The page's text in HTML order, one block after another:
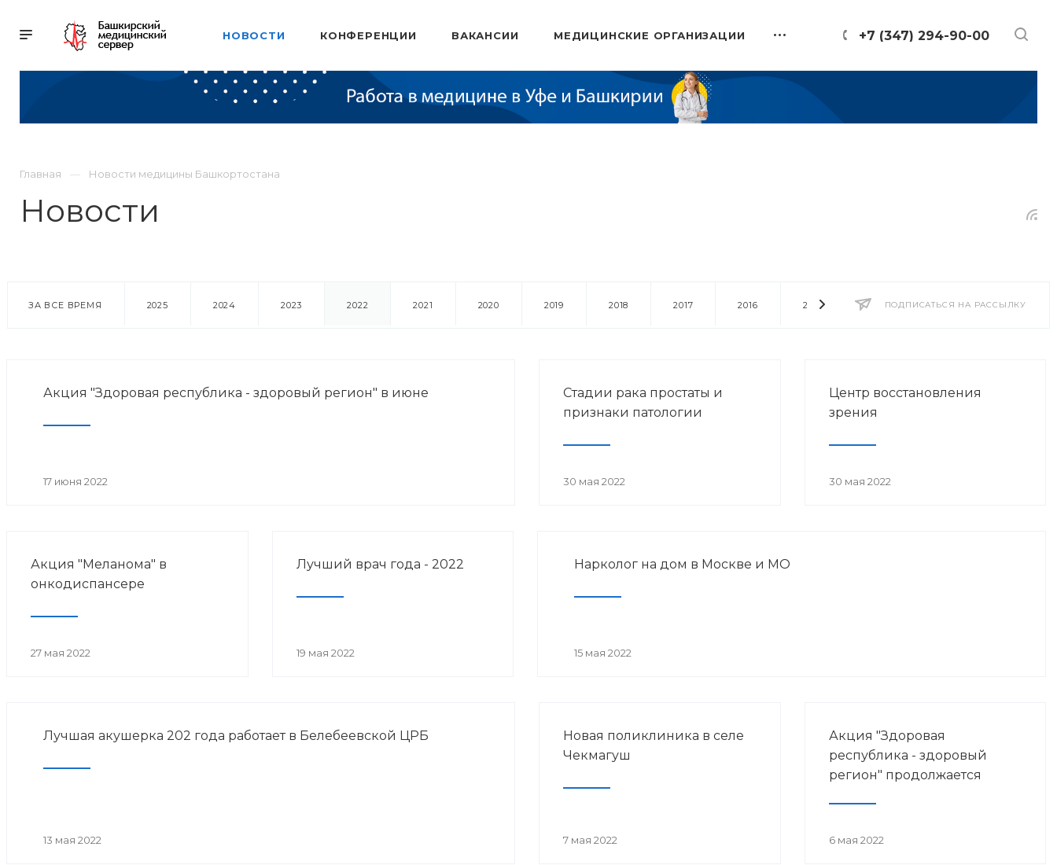
+7 (347) 294-90-00
НОВОСТИ КОНФЕРЕНЦИИ ВАКАНСИИ МЕДИЦИНСКИЕ ОРГАНИЗАЦИИ
Главная Новости медицины Башкортостана
Новости
ПОДПИСАТЬСЯ НА РАССЫЛКУ
ЗА ВСЕ ВРЕМЯ 2025 2024 2023 2022 2021 2020 2019 2018 2017 2016 2014 2013 2012 2011
Акция "Здоровая республика - здоровый регион" в июне
17 июня 2022
Стадии рака простаты и
признаки патологии
30 мая 2022
Центр восстановления
зрения
30 мая 2022
Акция "Меланома" в
онкодиспансере
27 мая 2022
Лучший врач года - 2022
19 мая 2022
Нарколог на дом в Москве и МО
15 мая 2022
Лучшая акушерка 202 года работает в Белебеевской ЦРБ
13 мая 2022
Новая поликлиника в селе
Чекмагуш
7 мая 2022
Акция "Здоровая
республика - здоровый
регион" продолжается
6 мая 2022